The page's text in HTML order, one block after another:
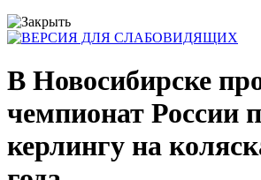
В Новосибирске
чемпионат России
керлингу на